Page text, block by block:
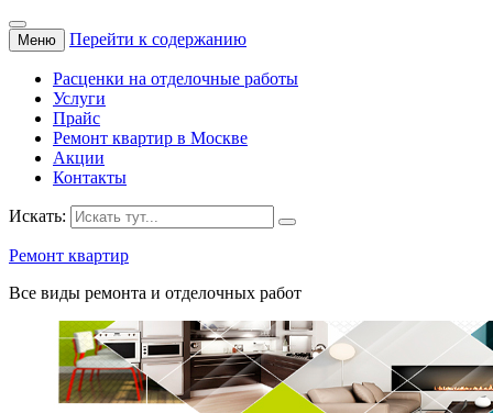
Меню Перейти к содержанию
Расценки на отделочные работы
Услуги
Прайс
Ремонт квартир в Москве
Акции
Контакты
Искать:
Ремонт квартир
Все виды ремонта и отделочных работ